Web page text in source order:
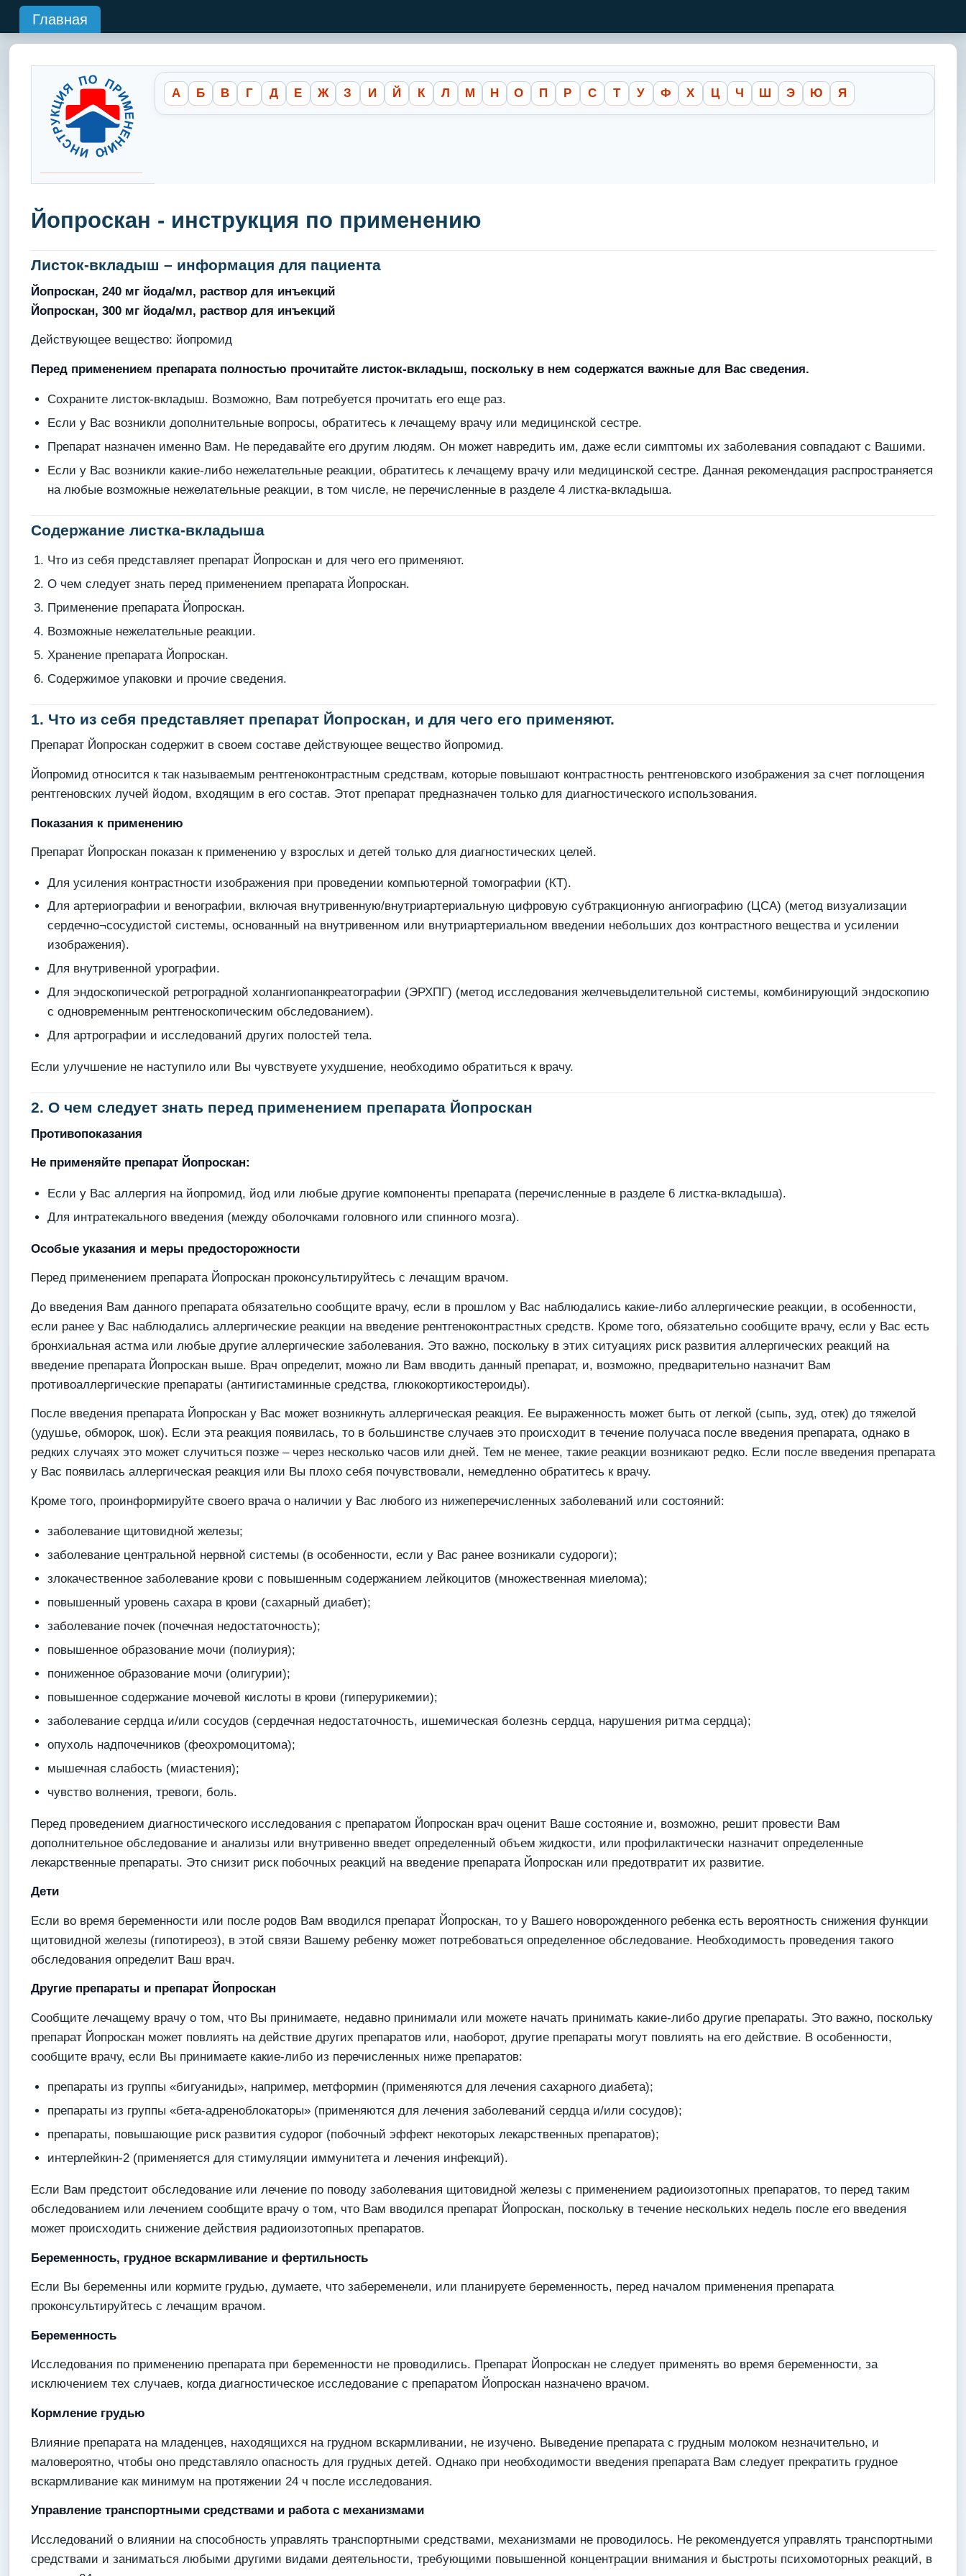
Главная
А Б В Г Д Е Ж З И Й К Л М Н О П Р С Т У Ф Х Ц Ч Ш Э Ю Я
Йопроскан - инструкция по применению
Листок-вкладыш – информация для пациента
Йопроскан, 240 мг йода/мл, раствор для инъекций
Йопроскан, 300 мг йода/мл, раствор для инъекций
Действующее вещество: йопромид
Перед применением препарата полностью прочитайте листок-вкладыш, поскольку в нем содержатся важные для Вас сведения.
Сохраните листок-вкладыш. Возможно, Вам потребуется прочитать его еще раз.
Если у Вас возникли дополнительные вопросы, обратитесь к лечащему врачу или медицинской сестре.
Препарат назначен именно Вам. Не передавайте его другим людям. Он может навредить им, даже если симптомы их заболевания совпадают с Вашими.
Если у Вас возникли какие-либо нежелательные реакции, обратитесь к лечащему врачу или медицинской сестре. Данная рекомендация распространяется
на любые возможные нежелательные реакции, в том числе, не перечисленные в разделе 4 листка-вкладыша.
Содержание листка-вкладыша
Что из себя представляет препарат Йопроскан и для чего его применяют.
О чем следует знать перед применением препарата Йопроскан.
Применение препарата Йопроскан.
Возможные нежелательные реакции.
Хранение препарата Йопроскан.
Содержимое упаковки и прочие сведения.
1. Что из себя представляет препарат Йопроскан, и для чего его применяют.
Препарат Йопроскан содержит в своем составе действующее вещество йопромид.
Йопромид относится к так называемым рентгеноконтрастным средствам, которые повышают контрастность рентгеновского изображения за счет поглощения
рентгеновских лучей йодом, входящим в его состав. Этот препарат предназначен только для диагностического использования.
Показания к применению
Препарат Йопроскан показан к применению у взрослых и детей только для диагностических целей.
Для усиления контрастности изображения при проведении компьютерной томографии (КТ).
Для артериографии и венографии, включая внутривенную/внутриартериальную цифровую субтракционную ангиографию (ЦСА) (метод визуализации
сердечно¬сосудистой системы, основанный на внутривенном или внутриартериальном введении небольших доз контрастного вещества и усилении
изображения).
Для внутривенной урографии.
Для эндоскопической ретроградной холангиопанкреатографии (ЭРХПГ) (метод исследования желчевыделительной системы, комбинирующий эндоскопию
с одновременным рентгеноскопическим обследованием).
Для артрографии и исследований других полостей тела.
Если улучшение не наступило или Вы чувствуете ухудшение, необходимо обратиться к врачу.
2. О чем следует знать перед применением препарата Йопроскан
Противопоказания
Не применяйте препарат Йопроскан:
Если у Вас аллергия на йопромид, йод или любые другие компоненты препарата (перечисленные в разделе 6 листка-вкладыша).
Для интратекального введения (между оболочками головного или спинного мозга).
Особые указания и меры предосторожности
Перед применением препарата Йопроскан проконсультируйтесь с лечащим врачом.
До введения Вам данного препарата обязательно сообщите врачу, если в прошлом у Вас наблюдались какие-либо аллергические реакции, в особенности,
если ранее у Вас наблюдались аллергические реакции на введение рентгеноконтрастных средств. Кроме того, обязательно сообщите врачу, если у Вас есть
бронхиальная астма или любые другие аллергические заболевания. Это важно, поскольку в этих ситуациях риск развития аллергических реакций на
введение препарата Йопроскан выше. Врач определит, можно ли Вам вводить данный препарат, и, возможно, предварительно назначит Вам
противоаллергические препараты (антигистаминные средства, глюкокортикостероиды).
После введения препарата Йопроскан у Вас может возникнуть аллергическая реакция. Ее выраженность может быть от легкой (сыпь, зуд, отек) до тяжелой
(удушье, обморок, шок). Если эта реакция появилась, то в большинстве случаев это происходит в течение получаса после введения препарата, однако в
редких случаях это может случиться позже – через несколько часов или дней. Тем не менее, такие реакции возникают редко. Если после введения препарата
у Вас появилась аллергическая реакция или Вы плохо себя почувствовали, немедленно обратитесь к врачу.
Кроме того, проинформируйте своего врача о наличии у Вас любого из нижеперечисленных заболеваний или состояний:
заболевание щитовидной железы;
заболевание центральной нервной системы (в особенности, если у Вас ранее возникали судороги);
злокачественное заболевание крови с повышенным содержанием лейкоцитов (множественная миелома);
повышенный уровень сахара в крови (сахарный диабет);
заболевание почек (почечная недостаточность);
повышенное образование мочи (полиурия);
пониженное образование мочи (олигурии);
повышенное содержание мочевой кислоты в крови (гиперурикемии);
заболевание сердца и/или сосудов (сердечная недостаточность, ишемическая болезнь сердца, нарушения ритма сердца);
опухоль надпочечников (феохромоцитома);
мышечная слабость (миастения);
чувство волнения, тревоги, боль.
Перед проведением диагностического исследования с препаратом Йопроскан врач оценит Ваше состояние и, возможно, решит провести Вам
дополнительное обследование и анализы или внутривенно введет определенный объем жидкости, или профилактически назначит определенные
лекарственные препараты. Это снизит риск побочных реакций на введение препарата Йопроскан или предотвратит их развитие.
Дети
Если во время беременности или после родов Вам вводился препарат Йопроскан, то у Вашего новорожденного ребенка есть вероятность снижения функции
щитовидной железы (гипотиреоз), в этой связи Вашему ребенку может потребоваться определенное обследование. Необходимость проведения такого
обследования определит Ваш врач.
Другие препараты и препарат Йопроскан
Сообщите лечащему врачу о том, что Вы принимаете, недавно принимали или можете начать принимать какие-либо другие препараты. Это важно, поскольку
препарат Йопроскан может повлиять на действие других препаратов или, наоборот, другие препараты могут повлиять на его действие. В особенности,
сообщите врачу, если Вы принимаете какие-либо из перечисленных ниже препаратов:
препараты из группы «бигуаниды», например, метформин (применяются для лечения сахарного диабета);
препараты из группы «бета-адреноблокаторы» (применяются для лечения заболеваний сердца и/или сосудов);
препараты, повышающие риск развития судорог (побочный эффект некоторых лекарственных препаратов);
интерлейкин-2 (применяется для стимуляции иммунитета и лечения инфекций).
Если Вам предстоит обследование или лечение по поводу заболевания щитовидной железы с применением радиоизотопных препаратов, то перед таким
обследованием или лечением сообщите врачу о том, что Вам вводился препарат Йопроскан, поскольку в течение нескольких недель после его введения
может происходить снижение действия радиоизотопных препаратов.
Беременность, грудное вскармливание и фертильность
Если Вы беременны или кормите грудью, думаете, что забеременели, или планируете беременность, перед началом применения препарата
проконсультируйтесь с лечащим врачом.
Беременность
Исследования по применению препарата при беременности не проводились. Препарат Йопроскан не следует применять во время беременности, за
исключением тех случаев, когда диагностическое исследование с препаратом Йопроскан назначено врачом.
Кормление грудью
Влияние препарата на младенцев, находящихся на грудном вскармливании, не изучено. Выведение препарата с грудным молоком незначительно, и
маловероятно, чтобы оно представляло опасность для грудных детей. Однако при необходимости введения препарата Вам следует прекратить грудное
вскармливание как минимум на протяжении 24 ч после исследования.
Управление транспортными средствами и работа с механизмами
Исследований о влиянии на способность управлять транспортными средствами, механизмами не проводилось. Не рекомендуется управлять транспортными
средствами и заниматься любыми другими видами деятельности, требующими повышенной концентрации внимания и быстроты психомоторных реакций, в